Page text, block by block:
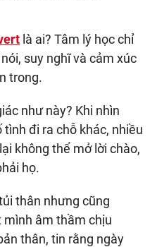
là ai? Tâm lý học chỉ
suy nghĩ và cảm xúc
trong.
như này? Khi nhìn
đi ra chỗ khác, nhiều
không thể mở lời chào,
họ.
thân nhưng cũng
mình âm thầm chịu
thân, tin rằng ngày